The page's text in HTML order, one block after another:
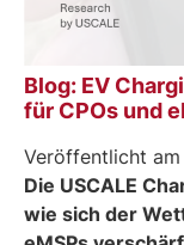
Blog: EV
für CPOs und
Veröffentlicht am
Die USCALE
wie sich der